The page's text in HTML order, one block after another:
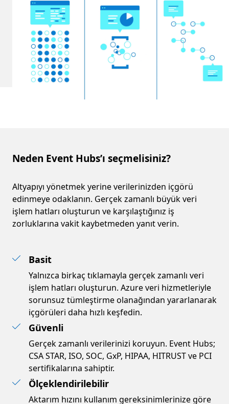
Neden Event Hubs’ı seçmelisiniz?
Neden Event Hubs’ı seçmelisiniz?
Altyapıyı yönetmek yerine verilerinizden içgörü
edinmeye odaklanın. Gerçek zamanlı büyük veri
işlem hatları oluşturun ve karşılaştığınız iş
zorluklarına vakit kaybetmeden yanıt verin.
Basit
Yalnızca birkaç tıklamayla gerçek zamanlı veri
işlem hatları oluşturun. Azure veri hizmetleriyle
sorunsuz tümleştirme olanağından yararlanarak
içgörüleri daha hızlı keşfedin.
Güvenli
Gerçek zamanlı verilerinizi koruyun. Event Hubs;
CSA STAR, ISO, SOC, GxP, HIPAA, HITRUST ve PCI
sertifikalarına sahiptir.
Ölçeklendirilebilir
Aktarım hızını kullanım gereksinimlerinize göre